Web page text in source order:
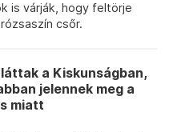
is várják, hogy feltörje
csőr.
a Kiskunságban,
jelennek meg a
miatt